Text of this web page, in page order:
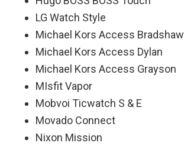
LG Watch Style
Michael Kors Access Bradshaw
Michael Kors Access Dylan
Michael Kors Access Grayson
MIsfit Vapor
Mobvoi Ticwatch S & E
Movado Connect
Nixon Mission